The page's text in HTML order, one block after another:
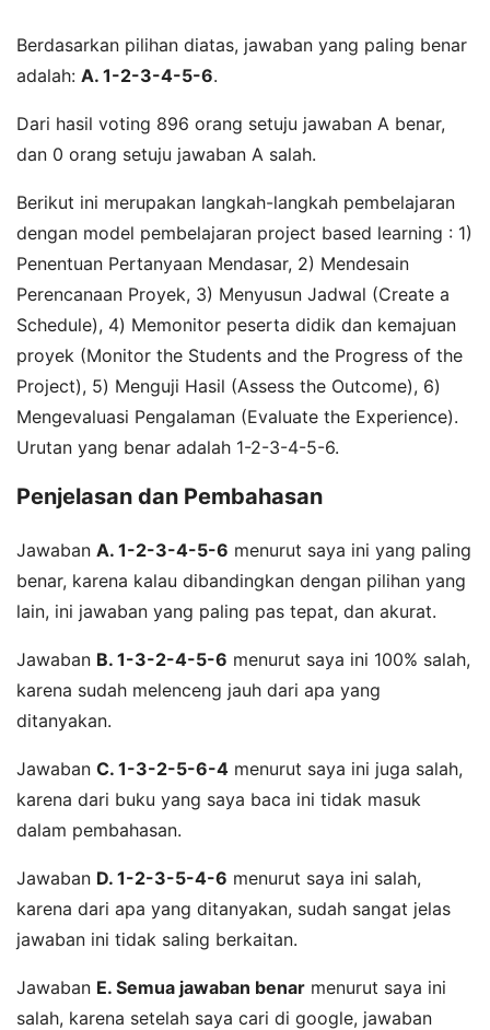
Berdasarkan pilihan diatas, jawaban yang paling benar
adalah: A. 1-2-3-4-5-6.
Dari hasil voting 896 orang setuju jawaban A benar,
dan 0 orang setuju jawaban A salah.
Berikut ini merupakan langkah-langkah pembelajaran
dengan model pembelajaran project based learning : 1)
Penentuan Pertanyaan Mendasar, 2) Mendesain
Perencanaan Proyek, 3) Menyusun Jadwal (Create a
Schedule), 4) Memonitor peserta didik dan kemajuan
proyek (Monitor the Students and the Progress of the
Project), 5) Menguji Hasil (Assess the Outcome), 6)
Mengevaluasi Pengalaman (Evaluate the Experience).
Urutan yang benar adalah 1-2-3-4-5-6.
Penjelasan dan Pembahasan
Jawaban A. 1-2-3-4-5-6 menurut saya ini yang paling
benar, karena kalau dibandingkan dengan pilihan yang
lain, ini jawaban yang paling pas tepat, dan akurat.
Jawaban B. 1-3-2-4-5-6 menurut saya ini 100% salah,
karena sudah melenceng jauh dari apa yang
ditanyakan.
Jawaban C. 1-3-2-5-6-4 menurut saya ini juga salah,
karena dari buku yang saya baca ini tidak masuk
dalam pembahasan.
Jawaban D. 1-2-3-5-4-6 menurut saya ini salah,
karena dari apa yang ditanyakan, sudah sangat jelas
jawaban ini tidak saling berkaitan.
Jawaban E. Semua jawaban benar menurut saya ini
salah, karena setelah saya cari di google, jawaban